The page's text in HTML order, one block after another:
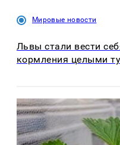
Мировые новости
Львы стали вести
кормления целыми